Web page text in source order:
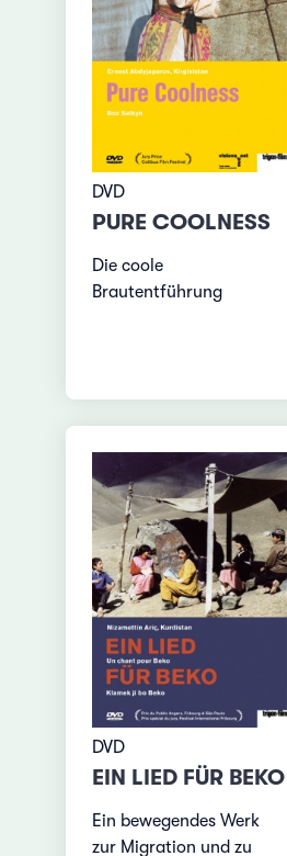
DVD
PURE COOLNESS
Die coole
Brautentführung
DVD
EIN LIED FÜR BEKO
Ein bewegendes Werk
zur Migration und zu